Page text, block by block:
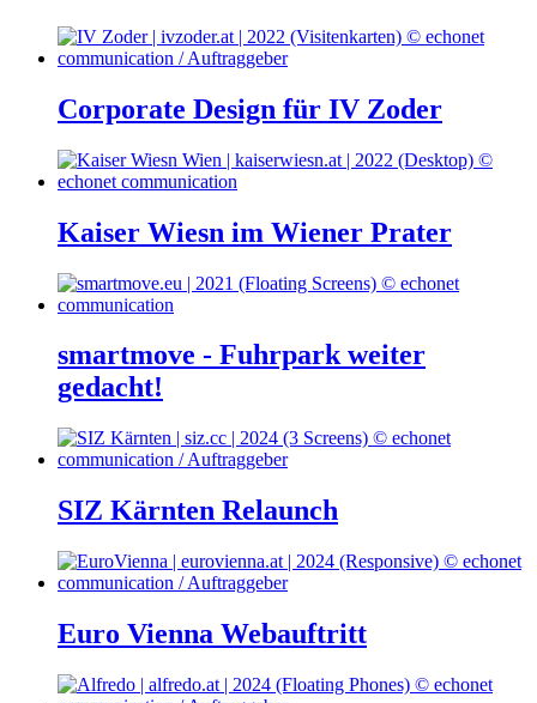
Corporate Design für IV Zoder
Kaiser Wiesn im Wiener Prater
smartmove - Fuhrpark weiter
gedacht!
SIZ Kärnten Relaunch
Euro Vienna Webauftritt